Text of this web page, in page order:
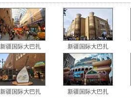
新疆国际大巴扎 新疆国际大巴扎
新疆国际大巴扎 新疆国际大巴扎